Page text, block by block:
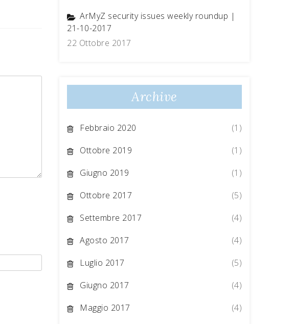
ArMyZ security issues weekly roundup |
21-10-2017
22 Ottobre 2017
Archive
Febbraio 2020
(1)
Ottobre 2019
(1)
Giugno 2019
(1)
Ottobre 2017
(5)
Settembre 2017
(4)
Agosto 2017
(4)
Luglio 2017
(5)
Giugno 2017
(4)
Maggio 2017
(4)